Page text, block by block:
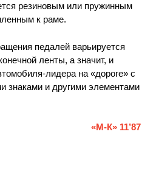
резиновым или пружинным
к раме.
педалей варьируется
ленты, а значит, и
лидера на «дороге» с
знаками и другими элементами
«М-К» 11’87